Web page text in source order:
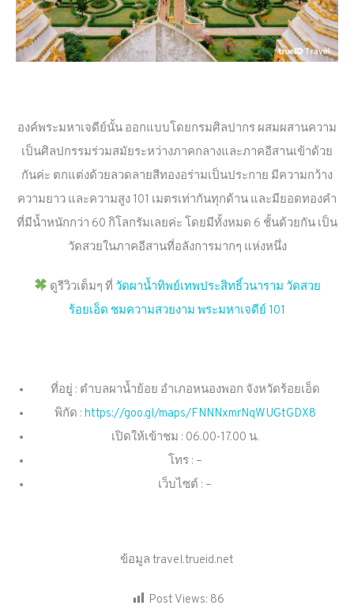
องค์พระมหาเจดีย์นั้น ออกแบบโดยกรมศิลปากร ผสมผสานความ
เป็นศิลปกรรมร่วมสมัยระหว่างภาคกลางและภาคอีสานเข้าด้วย
กันค่ะ ตกแต่งด้วยลวดลายสีทองอร่ามเป็นประกาย มีความกว้าง
ความยาว และความสูง 101 เมตรเท่ากันทุกด้าน และมียอดทองคำ
ที่มีน้ำหนักกว่า 60 กิโลกรัมเลยค่ะ โดยมีทั้งหมด 6 ชั้นด้วยกัน เป็น
วัดสวยในภาคอีสานที่อลังการมากๆ แห่งหนึ่ง
ดูรีวิวเต็มๆ ที่ วัดผาน้ำทิพย์เทพประสิทธิ์วนาราม วัดสวย
ร้อยเอ็ด ชมความสวยงาม พระมหาเจดีย์ 101
ที่อยู่ : ตำบลผาน้ำย้อย อำเภอหนองพอก จังหวัดร้อยเอ็ด
พิกัด : https://goo.gl/maps/FNNNxmrNqWUGtGDX8
เปิดให้เข้าชม : 06.00-17.00 น.
โทร : –
เว็บไซต์ : –
ข้อมูล travel.trueid.net
Post Views: 86